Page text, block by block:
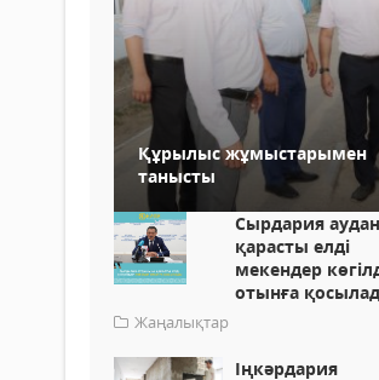
Құрылыс жұмыстарымен
танысты
Сырдария
қарасты елді
мекендер
отынға
Жаңалықтар
Іңкәрдария